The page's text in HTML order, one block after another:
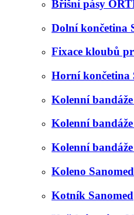
Břišní pásy
Dolní končetina
Fixace kloubů
Horní končetina
Kolenní
Kolenní
Kolenní
Koleno Sanomed
Kotník Sanomed